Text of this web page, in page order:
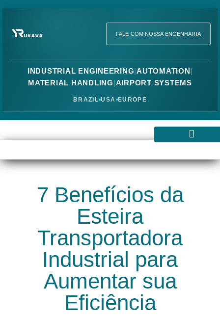
INDUSTRIAL ENGINEERING|AUTOMATION|
MATERIAL HANDLING|AIRPORT SYSTEMS
BRAZIL USA EUROPE
FALE COM NOSSA ENGENHARIA
7 Benefícios da
Esteira
Transportadora
Industrial para
Aumentar sua
Eficiência